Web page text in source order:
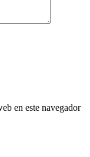
en este navegador